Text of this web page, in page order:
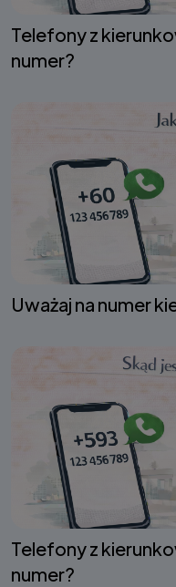
Telefony z
numer?
Uważaj na numer
Telefony z
numer?